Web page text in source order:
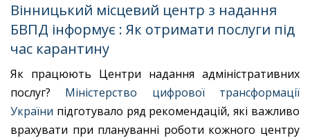
Вінницький місцевий центр з надання
БВПД інформує : Як отримати послуги під
час карантину
Як працюють Центри надання адміністративних
послуг? Міністерство цифрової трансформації
України підготувало ряд рекомендацій, які важливо
врахувати при плануванні роботи кожного центру